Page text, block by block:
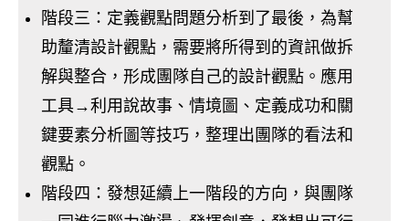
階段三：定義觀點問題分析到了最後，為幫
助釐清設計觀點，需要將所得到的資訊做拆
解與整合，形成團隊自己的設計觀點。應用
工具→利用說故事、情境圖、定義成功和關
鍵要素分析圖等技巧，整理出團隊的看法和
觀點。
階段四：發想延續上一階段的方向，與團隊